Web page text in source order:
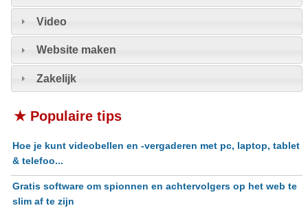
Video
Website maken
Zakelijk
★ Populaire tips
Hoe je kunt videobellen en -vergaderen met pc, laptop, tablet
& telefoo...
Gratis software om spionnen en achtervolgers op het web te
slim af te zijn